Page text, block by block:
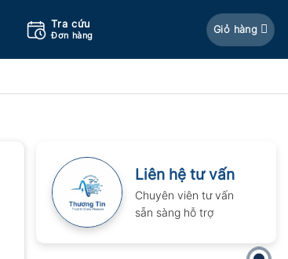
Tra cứu
Đơn hàng
Giỏ hàng
Liên hệ tư vấn
Chuyên viên tư vấn
sẵn sàng hỗ trợ